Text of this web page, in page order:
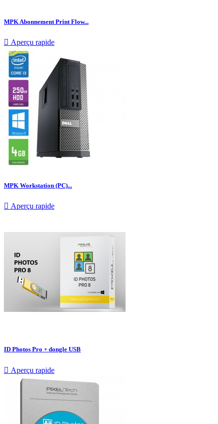
MPK Abonnement Print Flow...
 Aperçu rapide
MPK Workstation (PC)...
 Aperçu rapide
ID Photos Pro + dongle USB
 Aperçu rapide